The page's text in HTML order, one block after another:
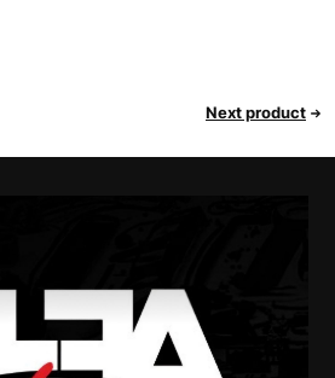
Next product